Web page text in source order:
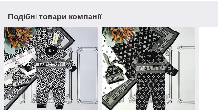
Подібні товари компанії